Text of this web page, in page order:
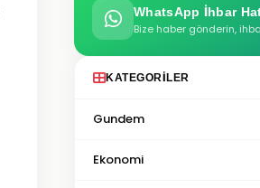
WhatsApp İhbar
Bize haber gönderin,
KATEGORILER
Gundem
Ekonomi